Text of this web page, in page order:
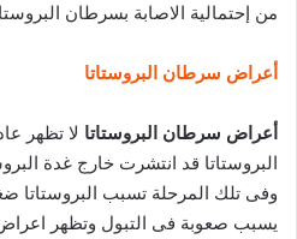
من إحتمالية الاصابة بسرطان
أعراض سرطان البروستاتا
أعراض سرطان البروستاتا لا تظهر
البروستاتا قد انتشرت خارج غدة
وفى تلك المرحلة تسبب
يسبب صعوبة فى التبول وتظهر